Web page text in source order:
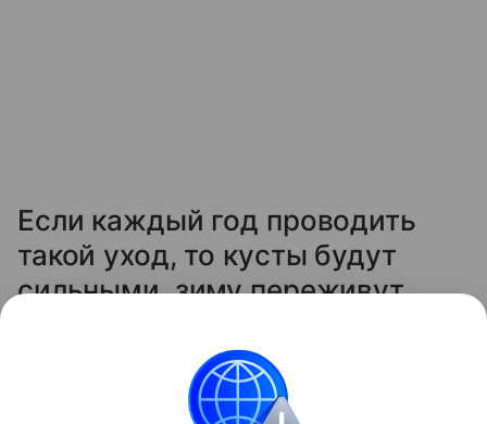
Если каждый год проводить
такой уход, то кусты будут
сильными, зиму переживут
отблагодарят вас крупной и
сладкой ягодой.